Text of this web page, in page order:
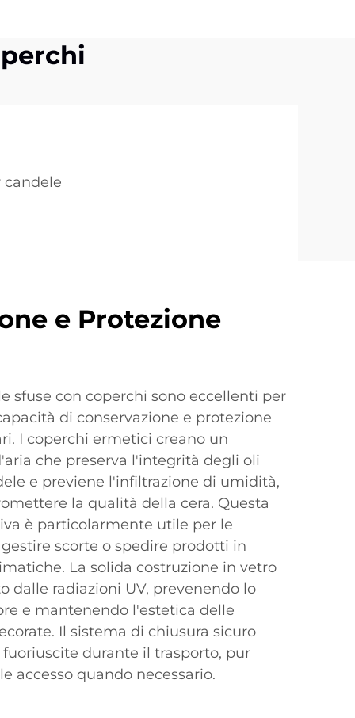
e Protezione
sfuse con coperchi sono eccellenti per
di conservazione e protezione
I coperchi ermetici creano un
che preserva l'integrità degli oli
e previene l'infiltrazione di umidità,
la qualità della cera. Questa
è particolarmente utile per le
scorte o spedire prodotti in
La solida costruzione in vetro
dalle radiazioni UV, prevenendo lo
e mantenendo l'estetica delle
Il sistema di chiusura sicuro
durante il trasporto, pur
accesso quando necessario.